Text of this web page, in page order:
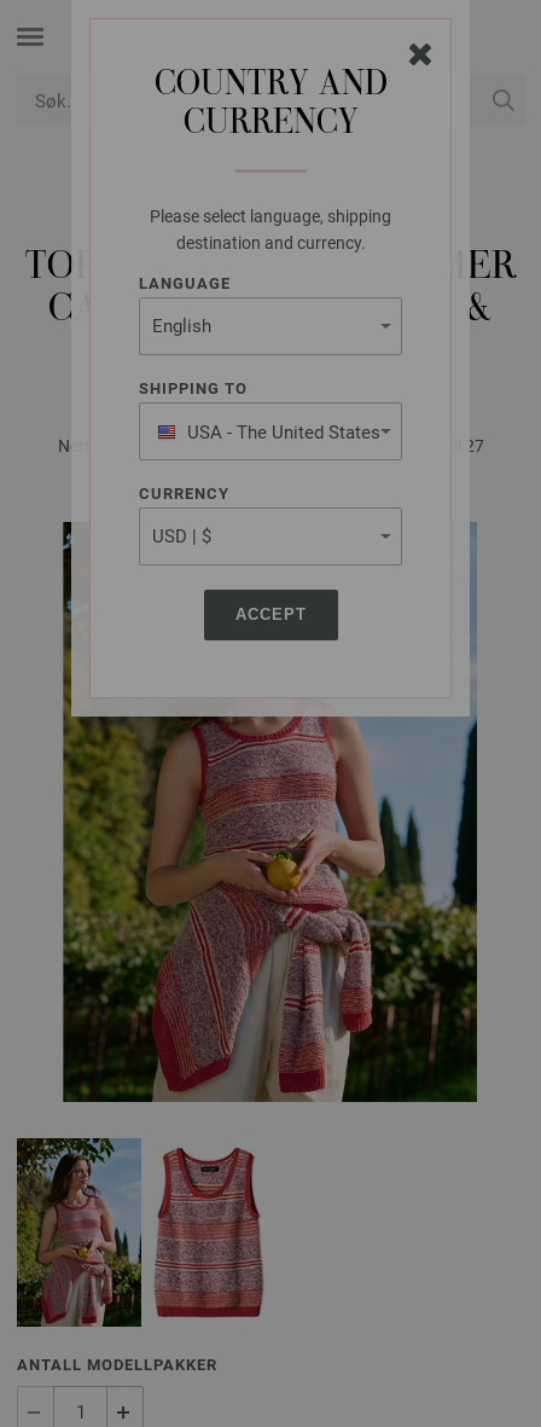
COUNTRY AND
CURRENCY
Please select language, shipping
destination and currency.
LANGUAGE
SHIPPING TO
USA - The United States
of America
CURRENCY
ACCEPT
LANA GROSSA
TOP FILO LUREX, SUMMER
CASHMERE, SETASURI &
GLAMOUR
Nera No. 2 - Magazine (DE) + Oppskrifter (NO) | Modell 27
ANTALL MODELLPAKKER